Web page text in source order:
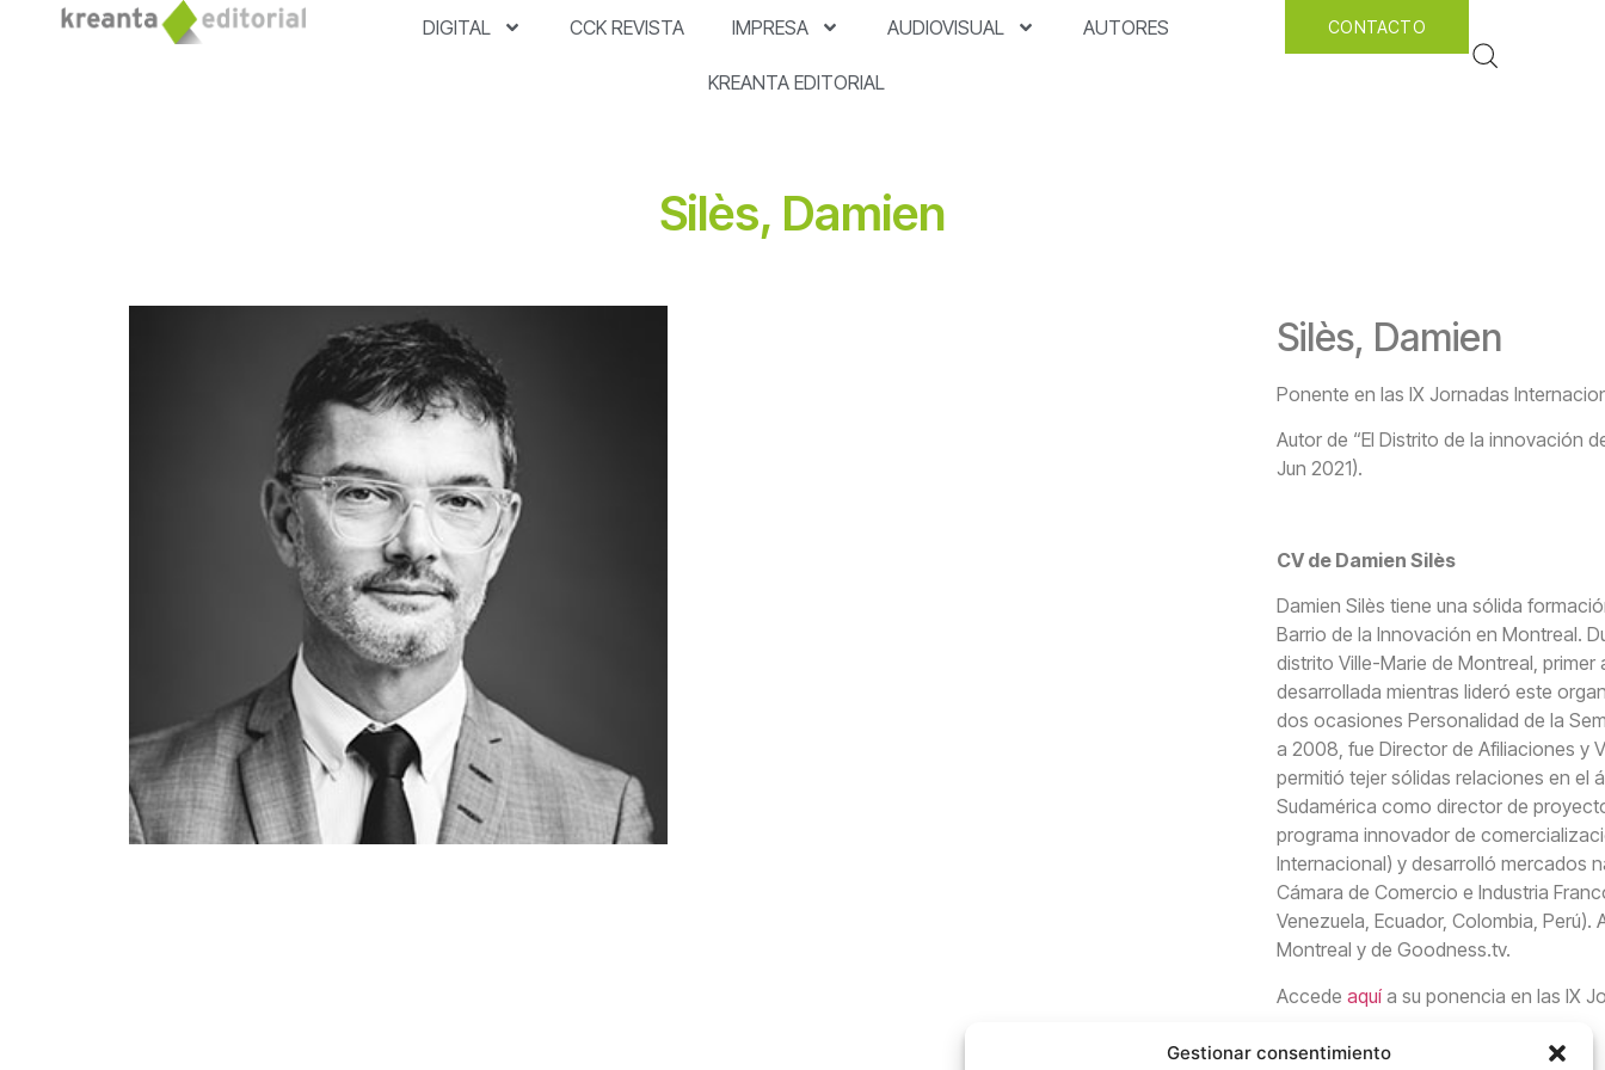
Gestionar consentimiento
DIGITAL CCK REVISTA IMPRESA AUDIOVISUAL AUTORES
KREANTA EDITORIAL
CONTACTO
Silès, Damien
Silès, Damien
Ponente en las IX Jornadas
Autor de “El Distrito de la innovación
Jun 2021).
CV de Damien Silès
Damien Silès tiene una sólida
Barrio de la Innovación en Montreal.
distrito Ville-Marie de Montreal,
desarrollada mientras lideró este
dos ocasiones Personalidad de la
a 2008, fue Director de Afiliaciones y
permitió tejer sólidas relaciones en el
Sudamérica como director de
programa innovador de
Internacional) y desarrolló mercados
Cámara de Comercio e Industria
Venezuela, Ecuador, Colombia,
Montreal y de Goodness.tv.
Accedeaquí a su ponencia en las IX